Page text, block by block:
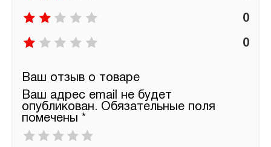
0
0
Ваш отзыв о товаре
Ваш адрес email не будет
опубликован. Обязательные поля
помечены *
Ваша
оценка